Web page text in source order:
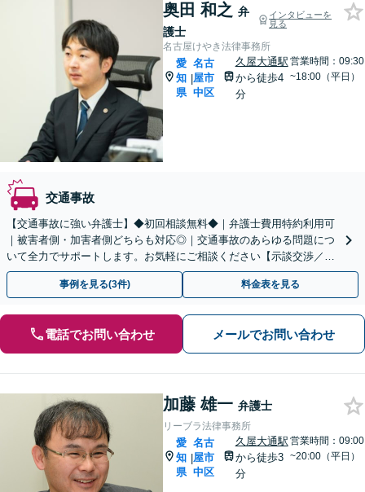
奥田 和之 弁
護士
インタビューを
見る
名古屋けやき法律事務所
愛
知
県
|
名古
屋市
中区
久屋大通駅
から徒歩4
分
営業時間：09:30
~18:00（平日）
交通事故
【交通事故に強い弁護士】◆初回相談無料◆｜弁護士費用特約利用可
｜被害者側・加害者側どちらも対応◎｜交通事故のあらゆる問題につ
いて全力でサポートします。お気軽にご相談ください【示談交渉／裁
判／被害者請求／後遺障害等級】
事例を見る(3件) 料金表を見る
電話でお問い合わせ メールでお問い合わせ
加藤 雄一 弁護士
リーブラ法律事務所
愛
知
県
|
名古
屋市
中区
久屋大通駅
から徒歩3
分
営業時間：09:00
~20:00（平日）